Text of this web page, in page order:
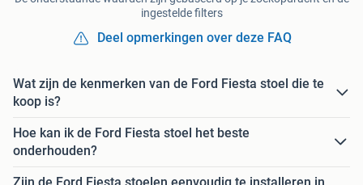
ingestelde filters
Deel opmerkingen over deze FAQ
Wat zijn de kenmerken van de Ford Fiesta stoel die te
koop is?
Hoe kan ik de Ford Fiesta stoel het beste
onderhouden?